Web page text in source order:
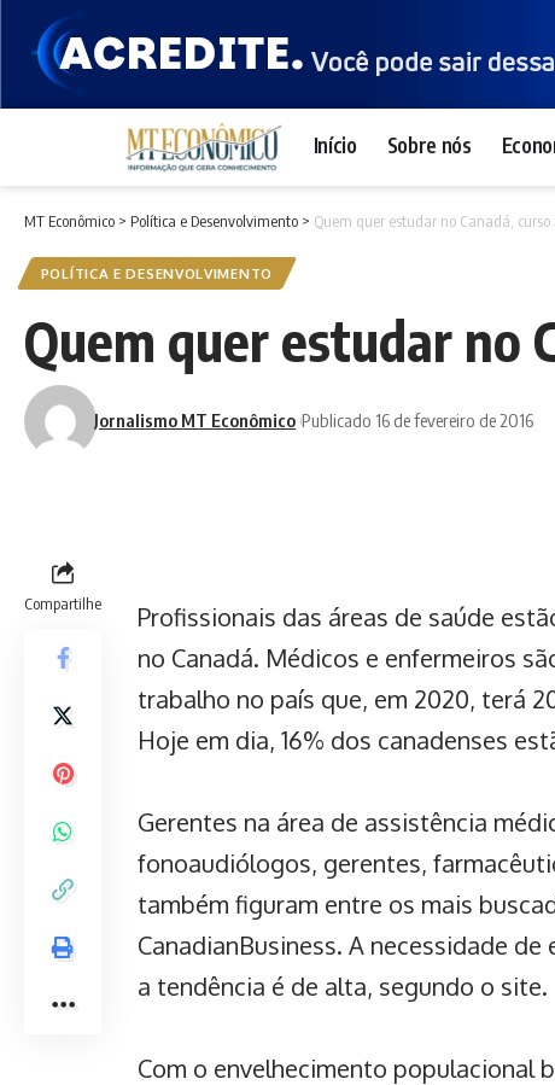
Início Sobre nós
MT Econômico > Política e Desenvolvimento > Quem quer estudar no Canadá, curso
POLÍTICA E DESENVOLVIMENTO
Quem quer estudar no
Jornalismo MT Econômico Publicado 16 de fevereiro de 2016
Compartilhe
Profissionais das áreas de saúde
no Canadá. Médicos e enfermeiros
trabalho no país que, em 2020, terá
Hoje em dia, 16% dos canadenses
Gerentes na área de assistência
fonoaudiólogos, gerentes,
também figuram entre os mais
CanadianBusiness. A necessidade de
a tendência é de alta, segundo o site.
Com o envelhecimento populacional